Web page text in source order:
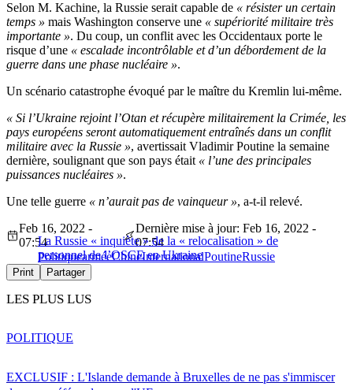
Selon M. Kachine, la Russie serait capable de « résister un certain
temps » mais Washington conserve une « supériorité militaire très
importante ». Du coup, un conflit avec les Occidentaux porte le
risque d’une « escalade incontrôlable et d’un débordement de la
guerre dans une phase nucléaire ».
Un scénario catastrophe évoqué par le maître du Kremlin lui-même.
« Si l’Ukraine rejoint l’Otan et récupère militairement la Crimée, les
pays européens seront automatiquement entraînés dans un conflit
militaire avec la Russie », avertissait Vladimir Poutine la semaine
dernière, soulignant que son pays était « l’une des principales
puissances nucléaires ».
Une telle guerre « n’aurait pas de vainqueur », a-t-il relevé.
La Russie « inquiète » de la « relocalisation » de
personnel de l’OSCE en Ukraine
Feb 16, 2022 -
07:54
Dernière mise à jour: Feb 16, 2022 -
07:54
PolitiquearméeChineInternationalPoutineRussie
Print Partager
LES PLUS LUS
EXCLUSIF : L'Islande demande à Bruxelles de ne pas s'immiscer
POLITIQUE